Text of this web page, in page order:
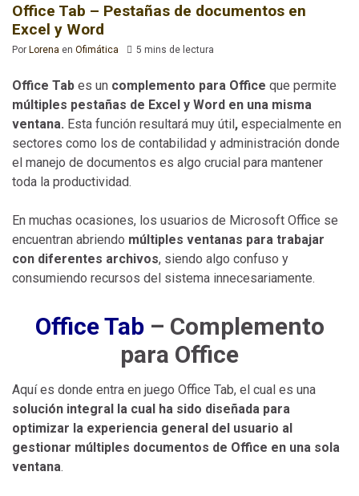
Office Tab – Pestañas de documentos en
Excel y Word
Por Lorena en Ofimática 5 mins de lectura
Office Tab es un complemento para Office que permite
múltiples pestañas de Excel y Word en una misma
ventana. Esta función resultará muy útil, especialmente en
sectores como los de contabilidad y administración donde
el manejo de documentos es algo crucial para mantener
toda la productividad.
En muchas ocasiones, los usuarios de Microsoft Office se
encuentran abriendo múltiples ventanas para trabajar
con diferentes archivos, siendo algo confuso y
consumiendo recursos del sistema innecesariamente.
Office Tab– Complemento
para Office
Aquí es donde entra en juego Office Tab, el cual es una
solución integral la cual ha sido diseñada para
optimizar la experiencia general del usuario al
gestionar múltiples documentos de Office en una sola
ventana.